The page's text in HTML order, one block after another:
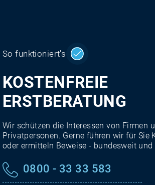
So funktioniert's
KOSTENFREIE
ERSTBERATUNG
Wir schützen die Interessen von Firmen
Privatpersonen. Gerne führen wir für Sie
oder ermitteln Beweise - bundesweit
0800 - 33 33 583